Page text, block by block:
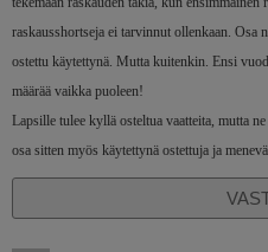
raskausshortseja ei tarvinnut ollenkaan. Osa
ostettu käytettynä. Mutta kuitenkin. Ensi
määrää vaikka puoleen!
Lapsille tulee kyllä osteltua vaatteita, mutta
osa sitten myös käytettynä ostettuja ja